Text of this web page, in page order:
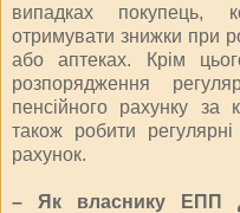
випадках покупець,
отримувати знижки при
або аптеках. Крім
розпорядження
пенсійного рахунку за
також робити
рахунок.
– Як власнику ЕПП